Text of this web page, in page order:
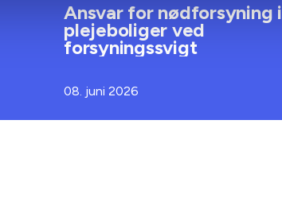
Ansvar for nødforsyning i
plejeboliger ved
forsyningssvigt
08. juni 2026